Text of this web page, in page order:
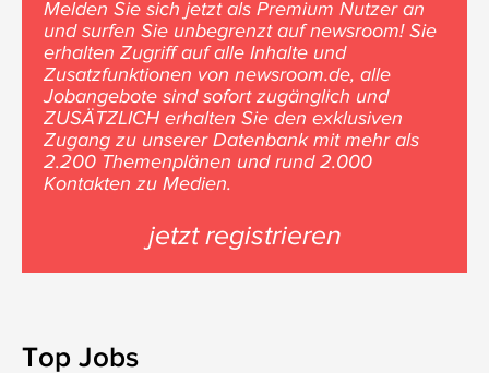
Melden Sie sich jetzt als Premium Nutzer an
und surfen Sie unbegrenzt auf newsroom! Sie
erhalten Zugriff auf alle Inhalte und
Zusatzfunktionen von newsroom.de, alle
Jobangebote sind sofort zugänglich und
ZUSÄTZLICH erhalten Sie den exklusiven
Zugang zu unserer Datenbank mit mehr als
2.200 Themenplänen und rund 2.000
Kontakten zu Medien.
jetzt registrieren
Top Jobs